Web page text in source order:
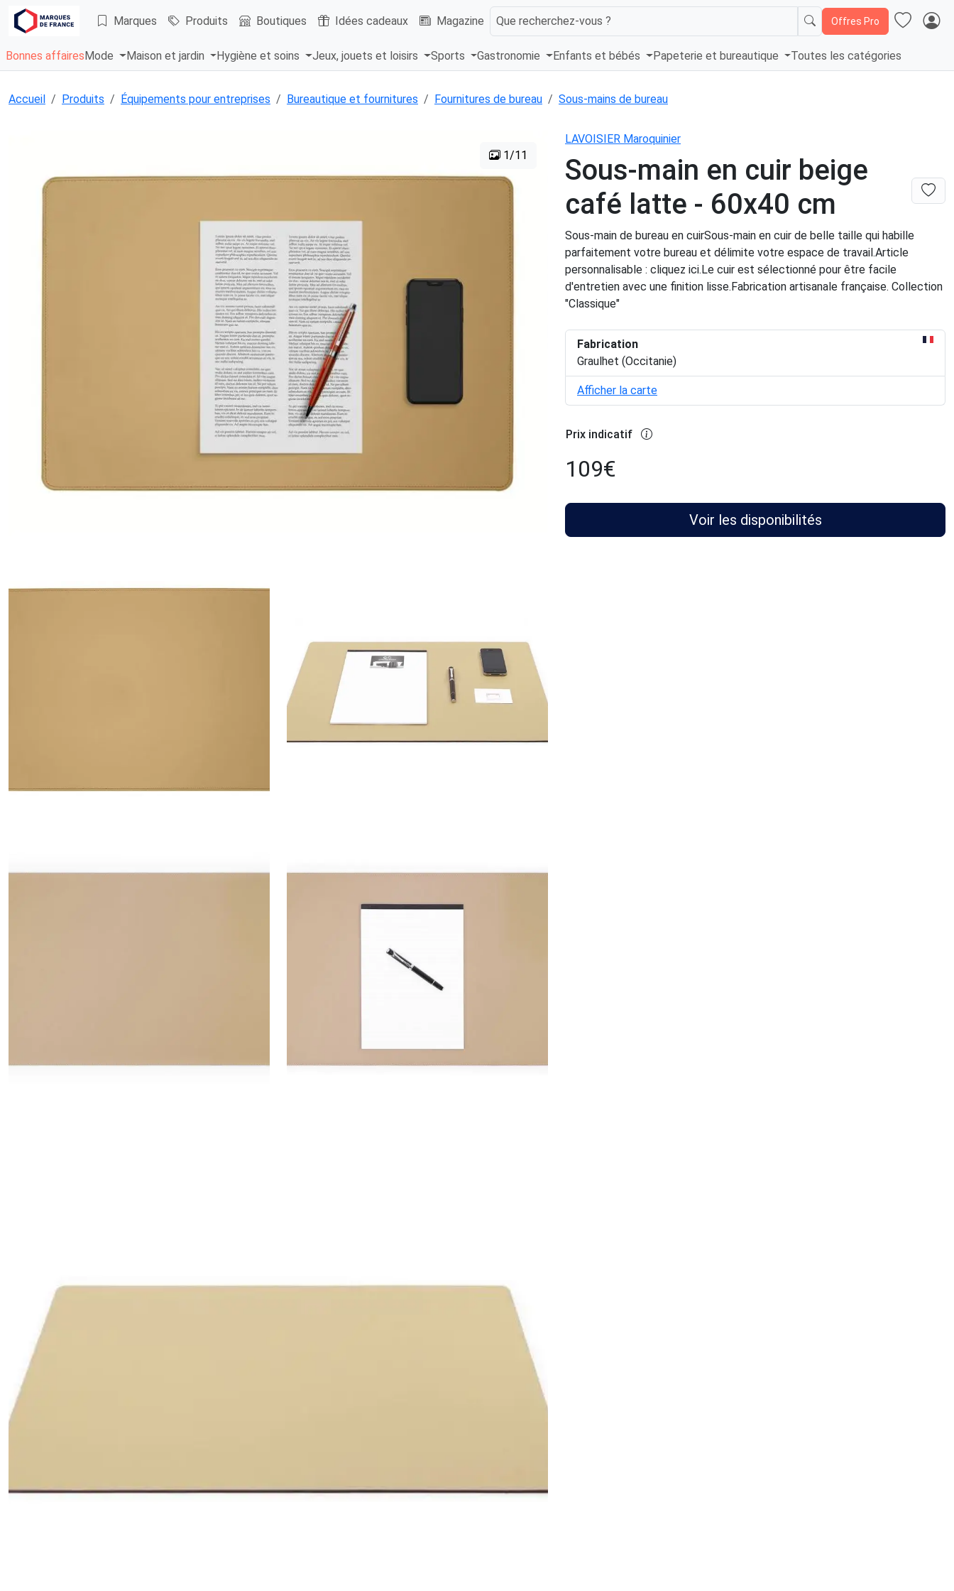
Marques Produits Boutiques Idées cadeaux Magazine Que recherchez-vous ? Offres Pro
Bonnes affaires Mode Maison et jardin Hygiène et soins Jeux, jouets et loisirs Sports Gastronomie Enfants et bébés Papeterie et bureautique Toutes les catégories
Accueil Produits Équipements pour entreprises Bureautique et fournitures Fournitures de bureau Sous-mains de bureau
1/11
LAVOISIER Maroquinier
Sous-main en cuir beige
café latte - 60x40 cm
Sous-main de bureau en cuirSous-main en cuir de belle taille qui habille
parfaitement votre bureau et délimite votre espace de travail.Article
personnalisable : cliquez ici.Le cuir est sélectionné pour être facile
d'entretien avec une finition lisse.Fabrication artisanale française. Collection
"Classique"
Fabrication
Graulhet (Occitanie)
Afficher la carte
Prix indicatif
109€
Voir les disponibilités